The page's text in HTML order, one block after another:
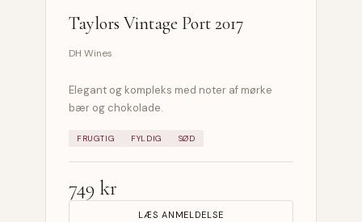
Taylors Vintage Port 2017
DH Wines
Elegant og kompleks med noter af mørke
bær og chokolade.
FRUGTIG FYLDIG SØD
749 kr
LÆS ANMELDELSE